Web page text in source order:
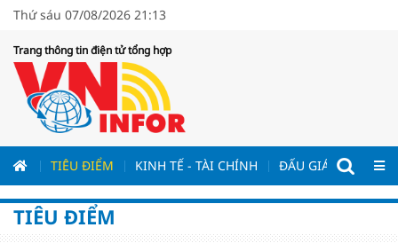
Thứ sáu 07/08/2026 21:13
Trang thông tin điện tử tổng hợp
TIÊU ĐIỂM KINH TẾ - TÀI CHÍNH ĐẤU GIÁ - ĐẤU
TIÊU ĐIỂM